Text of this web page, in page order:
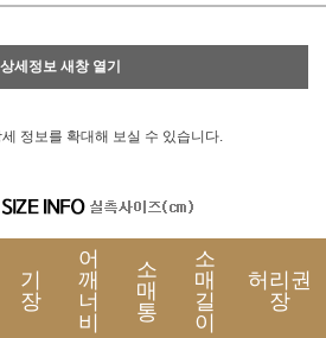
상세정보 새창 열기
정보를 확대해 보실 수 있습니다.
기
장
어
깨
너
비
소
매
통
소
매
길
이
허리권
장